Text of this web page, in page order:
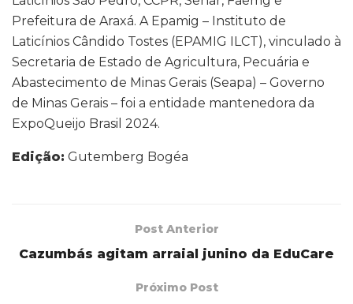
Prefeitura de Araxá. A Epamig – Instituto de
Laticínios Cândido Tostes (EPAMIG ILCT), vinculado à
Secretaria de Estado de Agricultura, Pecuária e
Abastecimento de Minas Gerais (Seapa) – Governo
de Minas Gerais – foi a entidade mantenedora da
ExpoQueijo Brasil 2024.
Edição: Gutemberg Bogéa
Post Anterior
Cazumbás agitam arraial junino da EduCare
Próximo Post